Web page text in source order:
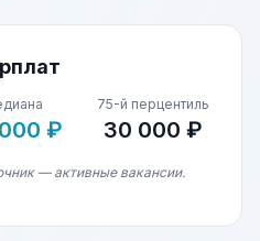
₽
75-й перцентиль
30 000 ₽
— активные вакансии.